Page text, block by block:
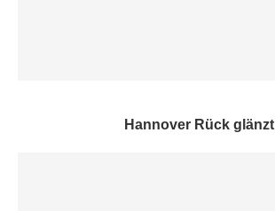
Hannover Rück glänzt